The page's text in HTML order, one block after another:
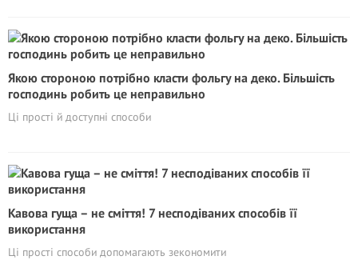
Якою стороною потрібно класти фольгу на деко. Більшість
господинь робить це неправильно
Ці прості й доступні способи
Кавова гуща – не сміття! 7 несподіваних способів її
використання
Ці прості способи допомагають зекономити